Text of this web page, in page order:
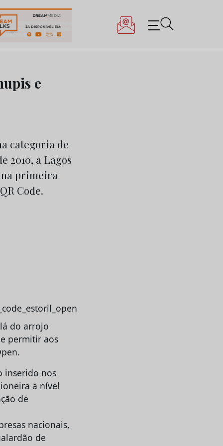
e
categoria de
2010, a Lagos
na primeira
Code.
do arrojo
permitir aos
inserido nos
a nível
de
nacionais,
de